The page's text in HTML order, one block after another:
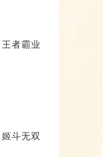
王者霸业
姬斗无双